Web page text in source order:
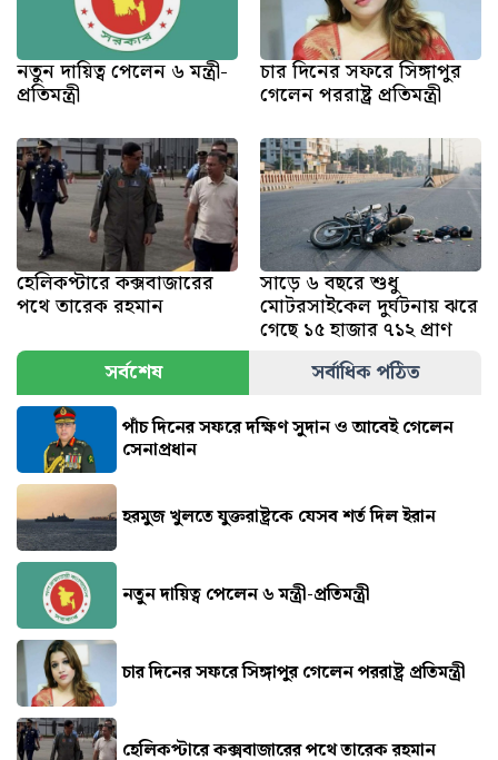
নতুন দায়িত্ব পেলেন ৬ মন্ত্রী-
প্রতিমন্ত্রী
চার দিনের সফরে সিঙ্গাপুর
গেলেন পররাষ্ট্র প্রতিমন্ত্রী
হেলিকপ্টারে কক্সবাজারের
পথে তারেক রহমান
সাড়ে ৬ বছরে শুধু
মোটরসাইকেল দুর্ঘটনায় ঝরে
গেছে ১৫ হাজার ৭১২ প্রাণ
সর্বশেষ
সর্বাধিক পঠিত
পাঁচ দিনের সফরে দক্ষিণ সুদান ও আবেই গেলেন
সেনাপ্রধান
হরমুজ খুলতে যুক্তরাষ্ট্রকে যেসব শর্ত দিল ইরান
নতুন দায়িত্ব পেলেন ৬ মন্ত্রী-প্রতিমন্ত্রী
চার দিনের সফরে সিঙ্গাপুর গেলেন পররাষ্ট্র প্রতিমন্ত্রী
হেলিকপ্টারে কক্সবাজারের পথে তারেক রহমান